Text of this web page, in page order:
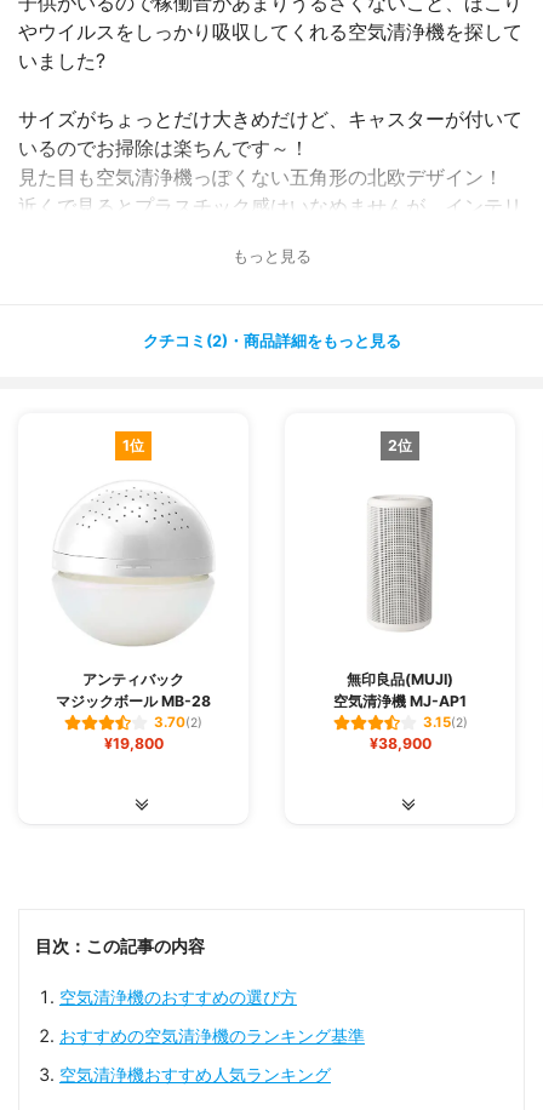
やウイルスをしっかり吸収してくれる空気清浄機を探して
いました?
サイズがちょっとだけ大きめだけど、キャスターが付いて
いるのでお掃除は楽ちんです～！
見た目も空気清浄機っぽくない五角形の北欧デザイン！
近くで見るとプラスチック感はいなめませんが、インテリ
ただ面白いだけで、アプリである必要性をいまだに感じた
花粉、ウイルス除去もできるので一年中使っています♡
もっと見る
クチコミ(2)・商品詳細をもっと見る
1位
アンティバック
マジックボール MB-28
3.70(2)
¥19,800
2位
無印良品(MUJI)
空気清浄機 MJ-AP1
3.15(2)
¥38,900
目次：この記事の内容
空気清浄機のおすすめの選び方
おすすめの空気清浄機のランキング基準
空気清浄機おすすめ人気ランキング